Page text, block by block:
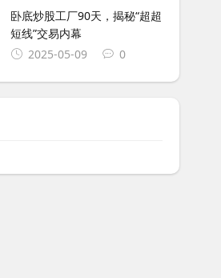
卧底炒股工厂90天，揭秘“超超
短线”交易内幕
2025-05-09
0